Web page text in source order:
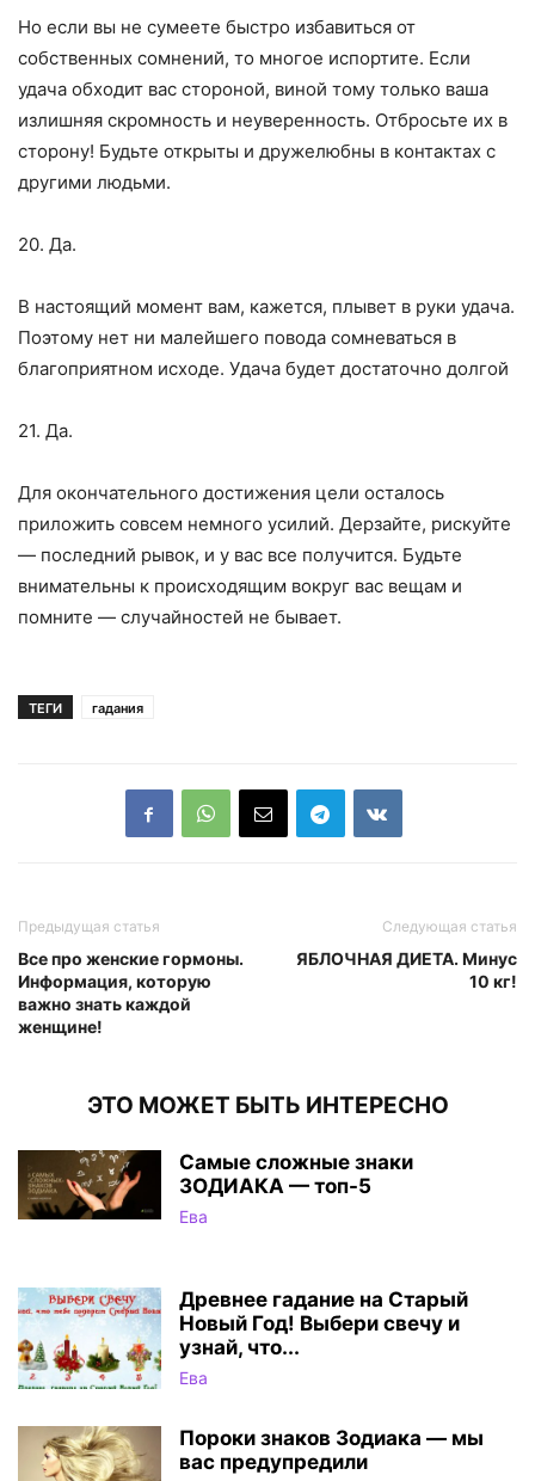
Но если вы не сумеете быстро избавиться от
собственных сомнений, то многое испортите. Если
удача обходит вас стороной, виной тому только ваша
излишняя скромность и неуверенность. Отбросьте их в
сторону! Будьте открыты и дружелюбны в контактах с
другими людьми.
20. Да.
В настоящий момент вам, кажется, плывет в руки удача.
Поэтому нет ни малейшего повода сомневаться в
благоприятном исходе. Удача будет достаточно долгой
21. Да.
Для окончательного достижения цели осталось
приложить совсем немного усилий. Дерзайте, рискуйте
— последний рывок, и у вас все получится. Будьте
внимательны к происходящим вокруг вас вещам и
помните — случайностей не бывает.
ТЕГИ гадания
Предыдущая статья
Все про женские гормоны.
Информация, которую
важно знать каждой
женщине!
Следующая статья
ЯБЛОЧНАЯ ДИЕТА. Минус
10 кг!
ЭТО МОЖЕТ БЫТЬ ИНТЕРЕСНО
Самые сложные знаки
ЗОДИАКА — топ-5
Ева
Древнее гадание на Старый
Новый Год! Выбери свечу и
узнай, что...
Ева
Пороки знаков Зодиака — мы
вас предупредили